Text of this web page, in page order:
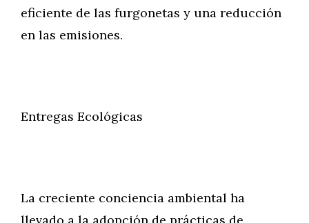
eficiente de las furgonetas y una reducción
en las emisiones.
Entregas Ecológicas
La creciente conciencia ambiental ha